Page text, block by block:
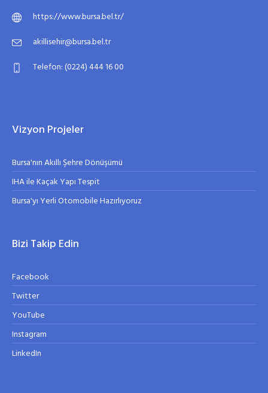
https://www.bursa.bel.tr/
akillisehir@bursa.bel.tr
Telefon: (0224) 444 16 00
Vizyon Projeler
Bursa'nın Akıllı Şehre Dönüşümü
IHA ile Kaçak Yapı Tespit
Bursa'yı Yerli Otomobile Hazırlıyoruz
Bizi Takip Edin
Facebook
Twitter
YouTube
Instagram
LinkedIn